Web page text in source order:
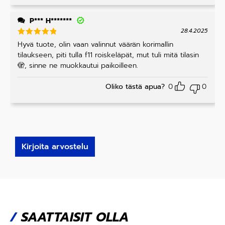
P*** H*******
Arvostelu
tuotteesta
:5/ 5
28.4.2025
Hyvä tuote, olin vaan valinnut väärän korimallin
tilaukseen, piti tulla f11 roiskeläpät, mut tuli mitä tilasin
🫣, sinne ne muokkautui paikoilleen.
Oliko tästä apua? 0 0
Kirjoita arvostelu
/SAATTAISIT OLLA